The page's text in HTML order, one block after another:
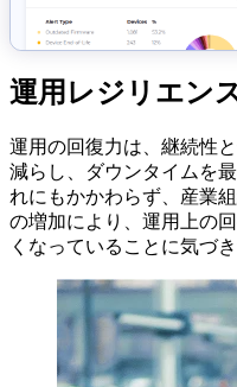
運用レジリエン
運用の回復力は、継続性
減らし、ダウンタイムを
れにもかかわらず、産業
の増加により、運用上の
くなっていることに気づ